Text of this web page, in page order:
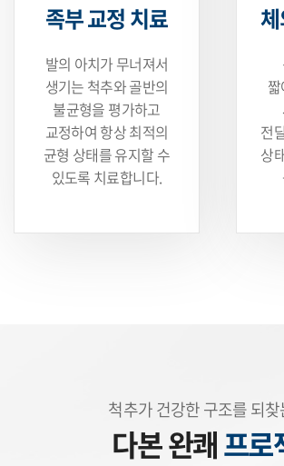
족부 교정 치료
발의 아치가 무너져서
생기는 척추와 골반의
불균형을 평가하고
교정하여 항상 최적의
균형 상태를 유지할 수
있도록 치료합니다.
전
상
척추가 건강한 구조를 되
다본 완쾌프로